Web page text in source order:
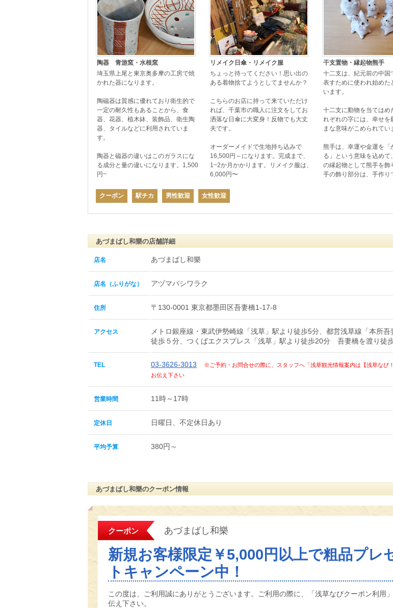
陶器 青游窯・水根窯
埼玉県上尾と東京奥多摩の工房で焼
かれた器になります。
陶磁器は質感に優れており衛生的で
一定の耐久性もあることから、食
器、花器、植木鉢、装飾品、衛生陶
器、タイルなどに利用されていま
す。
陶器と磁器の違いはこのガラスにな
る成分と量の違いになります。1,500
円~
リメイク日傘・リメイク服
ちょっと待ってください！思い出の
ある着物捨てようとしてませんか？
こちらのお店に持って来ていただけ
れば、千葉市の職人に注文をしてお
洒落な日傘に大変身！反物でも大丈
夫です。
オーダーメイドで生地持ち込みで
16,500円～になります。完成まで、
1~2か月かかります。リメイク服は、
6,000円〜
干支置物・縁起物熊手
十二支は、紀元前の中国
表すために使われ始めた
います。
十二支に動物を当てはめ
れぞれの字には、幸せを
まな意味がこめられてい
熊手は、幸運や金運を「
る」という意味を込めて
の縁起物として熊手を飾
手の飾り部分は、手作り
クーポン 駅チカ 男性歓迎 女性歓迎
あづまばし和樂の店舗詳細
店名 あづまばし和樂
店名（ふりがな） アヅマバシワラク
住所 〒130-0001 東京都墨田区吾妻橋1-17-8
アクセス
メトロ銀座線・東武伊勢崎線「浅草」駅より徒歩5分、都営浅草線「本所吾
徒歩５分、つくばエクスプレス「浅草」駅より徒歩20分 吾妻橋を渡り徒
TEL 03-3626-3013
※ご予約・お問合せの際に、スタッフへ「浅草観光情報案内は【浅草なび
お伝え下さい
営業時間 11時～17時
定休日 日曜日、不定休日あり
平均予算 380円～
あづまばし和樂のクーポン情報
クーポン あづまばし和樂
新規お客様限定￥5,000円以上で粗品プレ
トキャンペーン中！
この度は、ご利用誠にありがとうございます。ご利用の際に、「浅草なびクーポン利用
伝え下さい。